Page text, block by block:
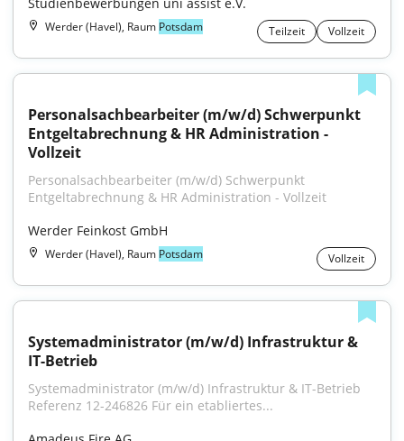
Werder (Havel), Raum Potsdam Teilzeit Vollzeit
Personalsachbearbeiter (m/w/d) Schwerpunkt
Entgeltabrechnung & HR Administration -
Vollzeit
Personalsachbearbeiter (m/w/d) Schwerpunkt
Entgeltabrechnung & HR Administration - Vollzeit
Werder Feinkost GmbH
Werder (Havel), Raum Potsdam Vollzeit
Systemadministrator (m/w/d) Infrastruktur &
IT-Betrieb
Systemadministrator (m/w/d) Infrastruktur & IT-Betrieb
Referenz 12-246826 Für ein etabliertes...